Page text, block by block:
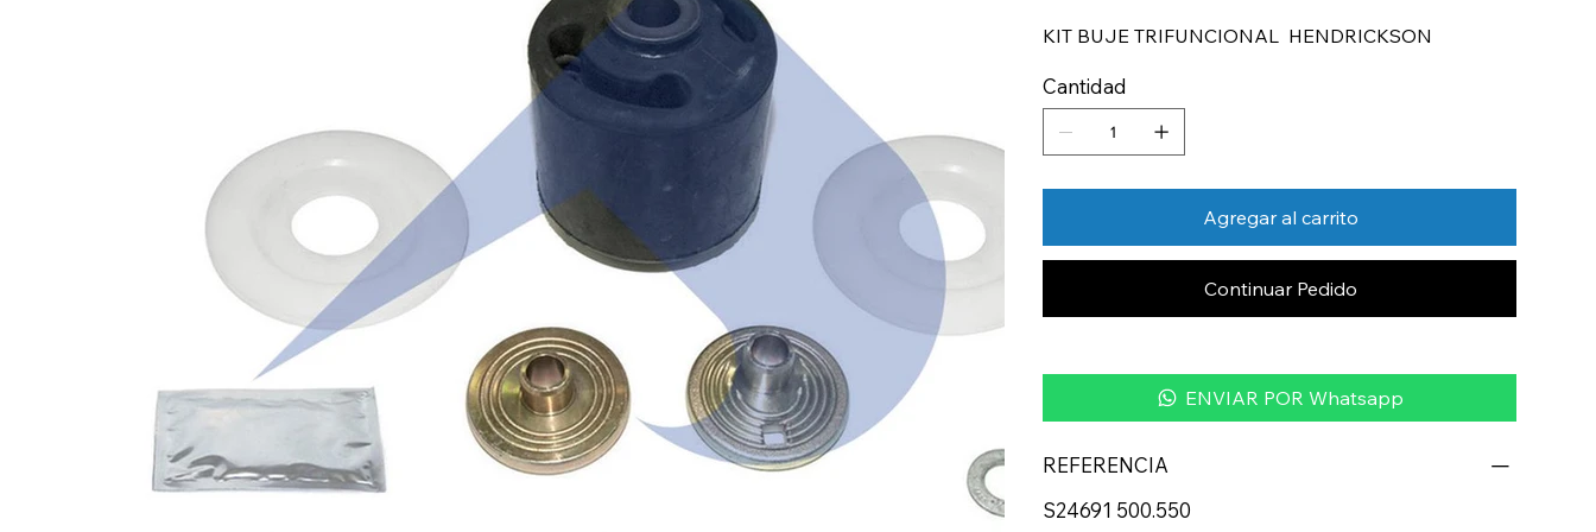
KIT BUJE TRIFUNCIONAL HENDRICKSON
Cantidad
Agregar al carrito
Continuar Pedido
ENVIAR POR Whatsapp
REFERENCIA
S24691 500.550